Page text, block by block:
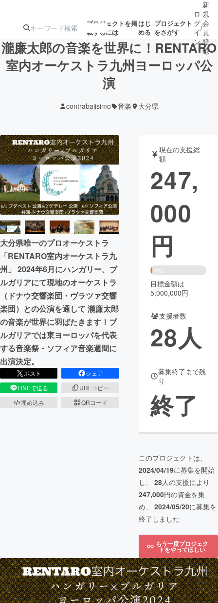
プロジェクトを掲
載するには
はじ
める
プロジェクト
をさがす
注目の新着プロ
テクノロジー・ガジェット
映像・映画 書籍・雑誌
ビジネス・起業 チャレンジ
まちづくり・地域活性化
CAMPFIRE for Social Good
CAMPFIRE Creation
CAMPFIREふるさと納税machi-ya コミュニティ
ロ
グ
イ
ン
/
新
規
会
員
登
録
瀧廉太郎の音楽を世界に！RENTARO
室内オーケストラ九州ヨーロッパ公
演
contrabajisimo 音楽 大分県
大分県唯一のプロオーケストラ
「RENTARO室内オーケストラ九
州」 2024年6月にハンガリー、ブ
ルガリアにて現地のオーケストラ
（ドナウ交響楽団・ヴラツァ交響
楽団）との公演を通して 瀧廉太郎
の音楽が世界に羽ばたきます！ブ
ルガリアでは東ヨーロッパを代表
する音楽祭・ソフィア音楽週間に
出演決定。
ポスト
シェア
LINEで送る
URLコピー
埋め込み
QRコード
現在の支援総
額
247,
000
円
4%
目標金額は
5,000,000円
支援者数
28人
募集終了まで残
り
終了
このプロジェクトは、
2024/04/19に募集を開始
し、 28人の支援により
247,000円の資金を集
め、 2024/05/20に募集を
終了しました
もう一度プロジェク
トをやってほしい